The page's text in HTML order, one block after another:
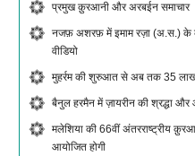
प्रमुख क़ुरआनी और अरबईन समाचार
नजफ़ अशरफ़ में इमाम रज़ा (अ.स.) के
वीडियो
मुहर्रम की शुरुआत से अब तक 35 लाख
बैनुल हरमैन में ज़ायरीन की श्रद्धा
मलेशिया की 66वीं अंतरराष्ट्रीय
आयोजित होगी